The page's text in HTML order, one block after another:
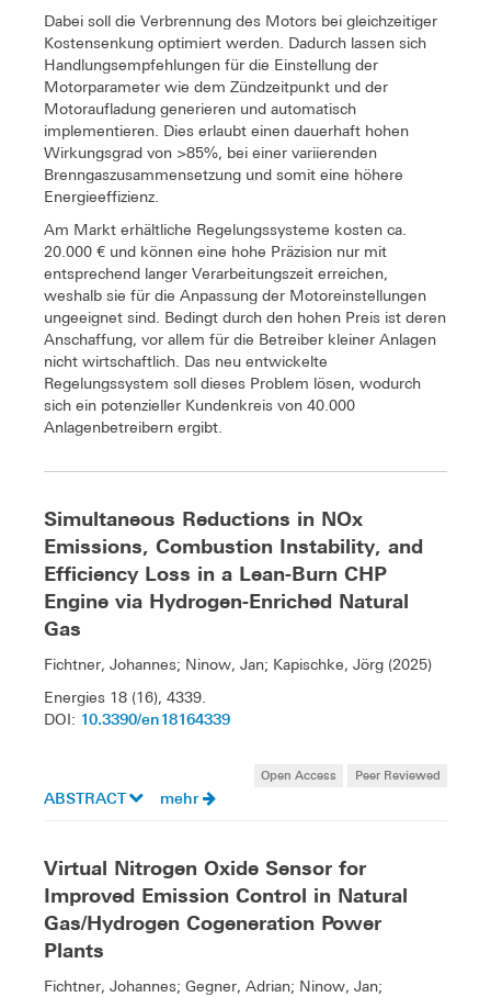
Dabei soll die Verbrennung des Motors bei gleichzeitiger
Kostensenkung optimiert werden. Dadurch lassen sich
Handlungsempfehlungen für die Einstellung der
Motorparameter wie dem Zündzeitpunkt und der
Motoraufladung generieren und automatisch
implementieren. Dies erlaubt einen dauerhaft hohen
Wirkungsgrad von >85%, bei einer variierenden
Brenngaszusammensetzung und somit eine höhere
Energieeffizienz.
Am Markt erhältliche Regelungssysteme kosten ca.
20.000 € und können eine hohe Präzision nur mit
entsprechend langer Verarbeitungszeit erreichen,
weshalb sie für die Anpassung der Motoreinstellungen
ungeeignet sind. Bedingt durch den hohen Preis ist deren
Anschaffung, vor allem für die Betreiber kleiner Anlagen
nicht wirtschaftlich. Das neu entwickelte
Regelungssystem soll dieses Problem lösen, wodurch
sich ein potenzieller Kundenkreis von 40.000
Anlagenbetreibern ergibt.
Simultaneous Reductions in NOx
Emissions, Combustion Instability, and
Efficiency Loss in a Lean-Burn CHP
Engine via Hydrogen-Enriched Natural
Gas
Fichtner, Johannes; Ninow, Jan; Kapischke, Jörg (2025)
Energies 18 (16), 4339.
DOI: 10.3390/en18164339
Open Access Peer Reviewed
ABSTRACT mehr
Virtual Nitrogen Oxide Sensor for
Improved Emission Control in Natural
Gas/Hydrogen Cogeneration Power
Plants
Fichtner, Johannes; Gegner, Adrian; Ninow, Jan;